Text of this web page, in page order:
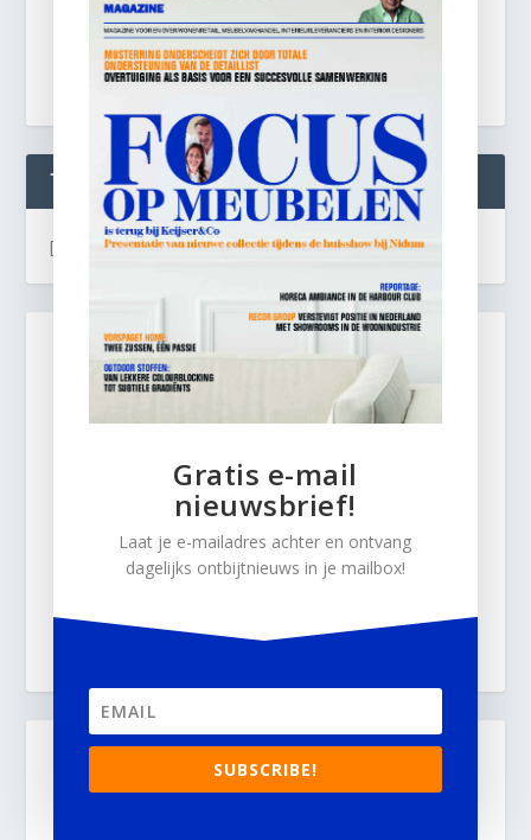
TWEETS
[custom-twitter-feeds]
Gratis e-mail
nieuwsbrief!
Laat je e-mailadres achter en ontvang
dagelijks ontbijtnieuws in je mailbox!
SUBSCRIBE!